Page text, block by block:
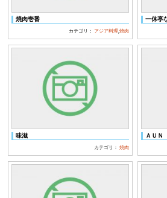
焼肉壱番
カテゴリ： アジア料理 ,焼肉
一休亭
味滋
カテゴリ：焼肉
ＡＵＮ